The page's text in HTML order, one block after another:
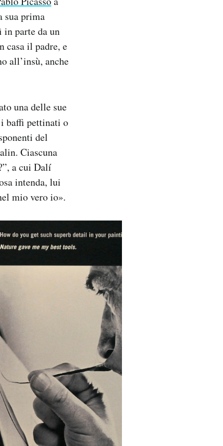
sua prima
in parte da un
casa il padre, e
all’insù, anche
una delle sue
baffi pettinati o
del
Ciascuna
a cui Dalí
intenda, lui
mio vero io».